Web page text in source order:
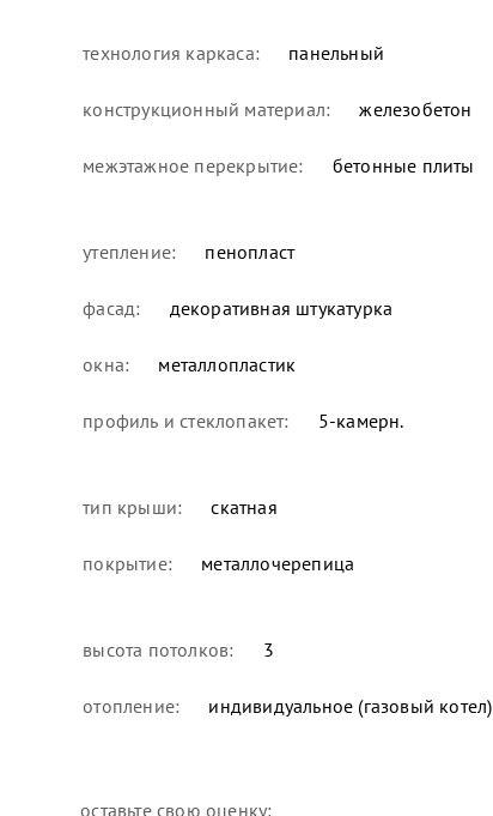
технология каркаса: панельный
конструкционный материал: железобетон
межэтажное перекрытие: бетонные плиты
утепление: пенопласт
фасад: декоративная штукатурка
окна: металлопластик
профиль и стеклопакет: 5-камерн.
тип крыши: скатная
покрытие: металлочерепица
высота потолков: 3
отопление: индивидуальное (газовый котел)
оставьте свою оценку: